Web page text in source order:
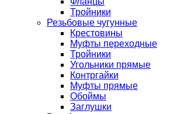
Тройники
Резьбовые чугунные
Крестовины
Муфты переходные
Тройники
Угольники прямые
Контргайки
Муфты прямые
Обоймы
Заглушки